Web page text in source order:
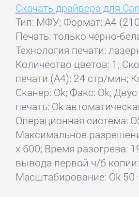
Скачать драйвера для
Тип: МФУ; Формат: A4
Печать: только черно-
Технология печати:
Количество цветов: 1;
печати (А4): 24 стр/мин;
Сканер: Ok; Факс: Ok;
печать: Ok
Операционная система:
Максимальное
x 600; Время разогрева:
вывода первой ч/б
Масштабирование: Ok 50